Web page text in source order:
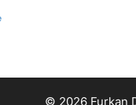
© 2026 Furkan